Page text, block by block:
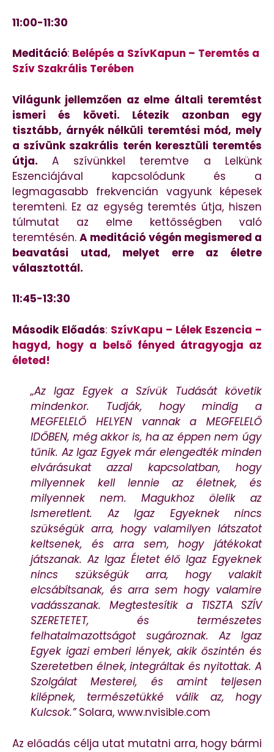
11:00-11:30
Meditáció: Belépés a SzívKapun – Teremtés a
Szív Szakrális Terében
Világunk jellemzően az elme általi teremtést
ismeri és követi. Létezik azonban egy
tisztább, árnyék nélküli teremtési mód, mely
a szívünk szakrális terén keresztüli teremtés
útja. A szívünkkel teremtve a Lelkünk
Eszenciájával kapcsolódunk és a
legmagasabb frekvencián vagyunk képesek
teremteni. Ez az egység teremtés útja, hiszen
túlmutat az elme kettősségben való
teremtésén.A meditáció végén megismered a
beavatási utad, melyet erre az életre
választottál.
11:45-13:30
Második Előadás: SzívKapu – Lélek Eszencia –
hagyd, hogy a belső fényed átragyogja az
életed!
„Az Igaz Egyek a Szívük Tudását követik
mindenkor. Tudják, hogy mindig a
MEGFELELŐ HELYEN vannak a MEGFELELŐ
IDŐBEN, még akkor is, ha az éppen nem úgy
tűnik. Az Igaz Egyek már elengedték minden
elvárásukat azzal kapcsolatban, hogy
milyennek kell lennie az életnek, és
milyennek nem. Magukhoz ölelik az
Ismeretlent. Az Igaz Egyeknek nincs
szükségük arra, hogy valamilyen látszatot
keltsenek, és arra sem, hogy játékokat
játszanak. Az Igaz Életet élő Igaz Egyeknek
nincs szükségük arra, hogy valakit
elcsábítsanak, és arra sem hogy valamire
vadásszanak. Megtestesítik a TISZTA SZÍV
SZERETETET, és természetes
felhatalmazottságot sugároznak. Az Igaz
Egyek igazi emberi lények, akik őszintén és
Szeretetben élnek, integráltak és nyitottak. A
Szolgálat Mesterei, és amint teljesen
kilépnek, természetükké válik az, hogy
Kulcsok.”Solara, www.nvisible.com
Az előadás célja utat mutatni arra, hogy bármi